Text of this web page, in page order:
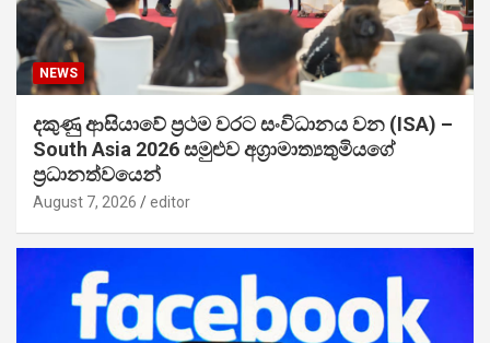
NEWS
දකුණු ආසියාවේ ප්‍රථම වරට සංවිධානය වන (ISA) –
South Asia 2026 සමුළුව අග්‍රාමාත්‍යතුමියගේ
ප්‍රධානත්වයෙන්
August 7, 2026 editor